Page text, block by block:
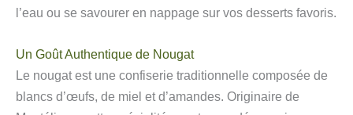
l’eau ou se savourer en nappage sur vos desserts favoris.
Un Goût Authentique de Nougat
Le nougat est une confiserie traditionnelle composée de
blancs d’œufs, de miel et d’amandes. Originaire de